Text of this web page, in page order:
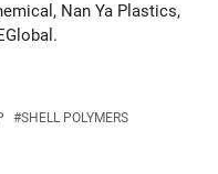
Nan Ya Plastics,
#SHELL POLYMERS